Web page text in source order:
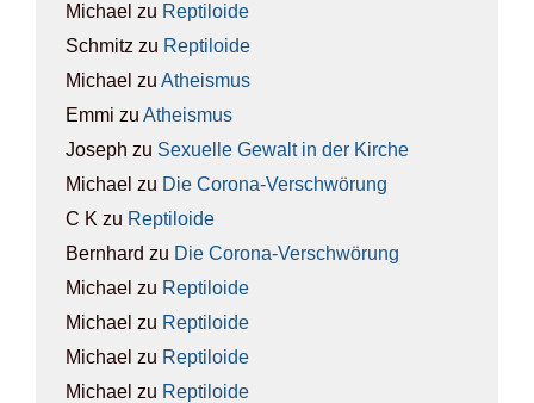
Michael zu Rep­ti­lo­ide
Schmitz zu Rep­ti­lo­ide
Michael zu Athe­is­mus
Emmi zu Athe­is­mus
Joseph zu Sexu­el­le Gewalt in der Kir­che
Michael zu Die Coro­na-Ver­schwö­rung
C K zu Rep­ti­lo­ide
Bernhard zu Die Coro­na-Ver­schwö­rung
Michael zu Rep­ti­lo­ide
Michael zu Rep­ti­lo­ide
Michael zu Rep­ti­lo­ide
Michael zu Rep­ti­lo­ide